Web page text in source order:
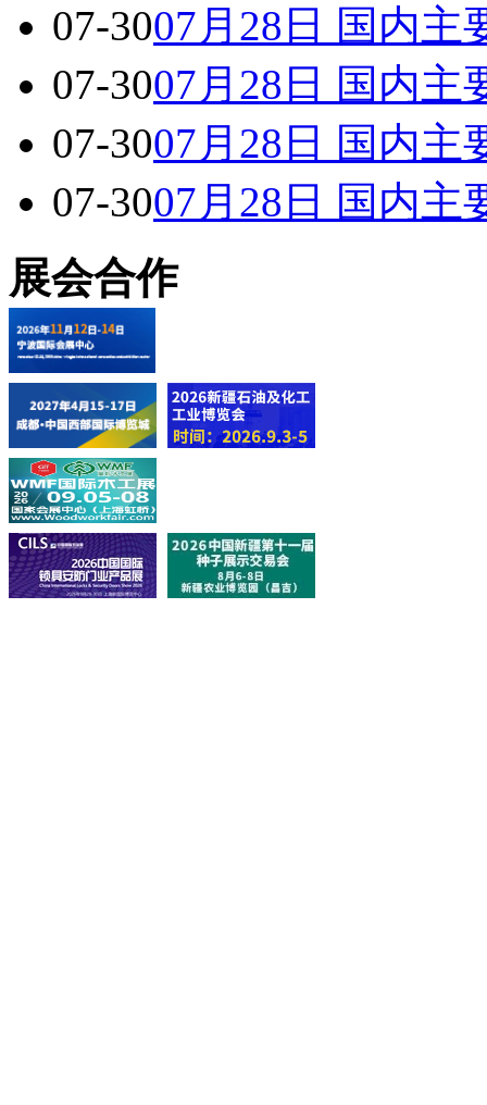
07-3007月28日 国内主
07-3007月28日 国内主
07-3007月28日 国内主
07-3007月28日 国内主
展会合作